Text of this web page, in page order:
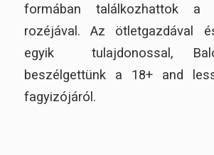
formában találkozhattok a
rozéjával. Az ötletgazdával
egyik tulajdonossal,
beszélgettünk a 18+ and
fagyizójáról.